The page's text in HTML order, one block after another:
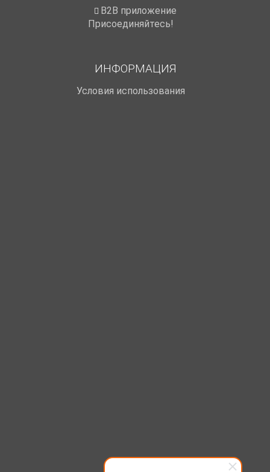
B2B приложение
Присоединяйтесь!
ИНФОРМАЦИЯ
Условия использования